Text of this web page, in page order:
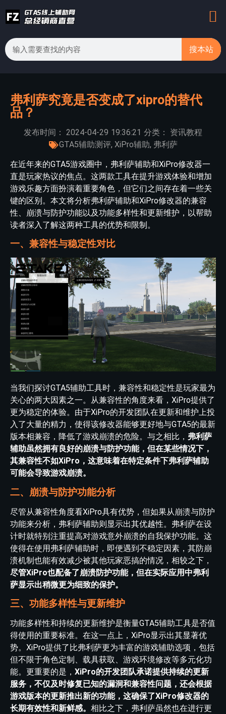
搜本站
弗利萨究竟是否变成了xipro的替代
品？
发布时间： 2024-04-29 19:36:21 分类：
资讯教程
GTA5辅助测评, XiPro辅助, 弗利萨
在近年来的GTA5游戏圈中，弗利萨辅助和XiPro修改器一
直是玩家热议的焦点。这两款工具在提升游戏体验和增加
游戏乐趣方面扮演着重要角色，但它们之间存在着一些关
键的区别。本文将分析弗利萨辅助和XiPro修改器的兼容
性、崩溃与防护功能以及功能多样性和更新维护，以帮助
读者深入了解这两种工具的优势和限制。
一、兼容性与稳定性对比
当我们探讨GTA5辅助工具时，兼容性和稳定性是玩家最为
关心的两大因素之一。从兼容性的角度来看，XiPro提供了
更为稳定的体验。由于XiPro的开发团队在更新和维护上投
入了大量的精力，使得该修改器能够更好地与GTA5的最新
版本相兼容，降低了游戏崩溃的危险。与之相比， 弗利萨
辅助虽然拥有良好的崩溃与防护功能，但在某些情况下，
其兼容性不如XiPro，这意味着在特定条件下弗利萨辅助
可能会导致游戏崩溃。
二、崩溃与防护功能分析
尽管从兼容性角度看XiPro具有优势，但如果从崩溃与防护
功能来分析，弗利萨辅助则显示出其优越性。弗利萨在设
计时就特别注重提高对游戏意外崩溃的自我保护功能。这
使得在使用弗利萨辅助时，即便遇到不稳定因素，其防崩
溃机制也能有效减少被其他玩家恶搞的情况，相较之下，
尽管XiPro也配备了崩溃防护功能，但在实际应用中弗利
萨显示出稍微更为细致的保护。
三、功能多样性与更新维护
功能多样性和持续的更新维护是衡量GTA5辅助工具是否值
得使用的重要标准。在这一点上，XiPro显示出其显著优
势。XiPro提供了比弗利萨更为丰富的游戏辅助选项，包括
但不限于角色定制、载具获取、游戏环境修改等多元化功
能。更重要的是， XiPro的开发团队承诺提供持续的更新
服务，不仅及时修复已知的漏洞和兼容性问题，还会根据
游戏版本的更新推出新的功能，这确保了XiPro修改器的
长期有效性和新鲜感。 相比之下，弗利萨虽然也在进行更